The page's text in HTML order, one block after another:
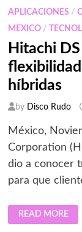
APLICACIONES /
MEXICO/
Hitachi
híbridas
by Disco Rudo
México,
Corporation
dio a conocer
para que
HITACHI
DS
AMPLIA
READ MORE